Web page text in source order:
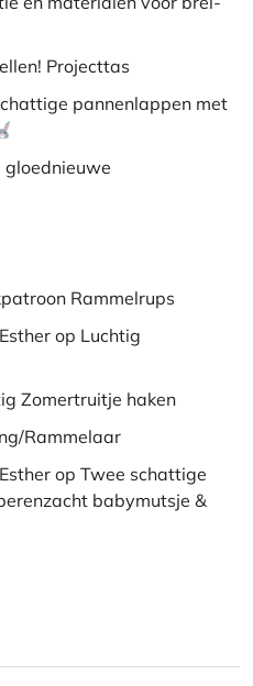
Projecttas
pannenlappen met
gloednieuwe
Rammelrups
op Luchtig
Zomertruitje haken
Rammelaar
op Twee schattige
babymutsje &